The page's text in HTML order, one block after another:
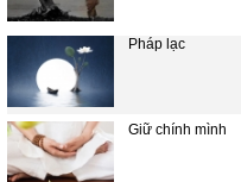
Pháp lạc
Giữ chính mình